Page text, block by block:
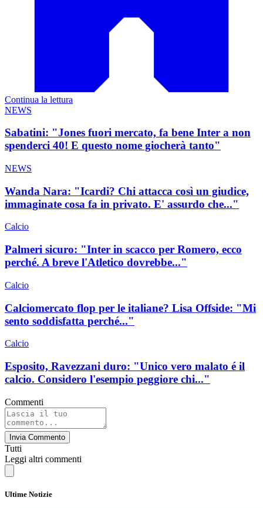
Continua la lettura
NEWS
Sabatini: "Jones fuori mercato, fa bene Inter a non
spenderci 40! E questo nome giocherà tanto"
NEWS
Wanda Nara: "Icardi? Chi attacca così un giudice,
immaginate cosa fa in privato. E' assurdo che..."
Calcio
Palmeri sicuro: "Inter in scacco per Romero, ecco
perché. A breve l'Atletico dovrebbe..."
Calcio
Calciomercato flop per le italiane? Lisa Offside: "Mi
sento soddisfatta perché..."
Calcio
Esposito, Ravezzani duro: "Unico vero malato é il
calcio. Considero l'esempio peggiore chi..."
Commenti
Invia Commento
Tutti
Leggi altri commenti
Ultime Notizie